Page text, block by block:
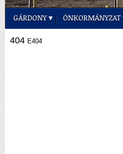
GÁRDONY ÖNKORMÁNYZAT
404 E404